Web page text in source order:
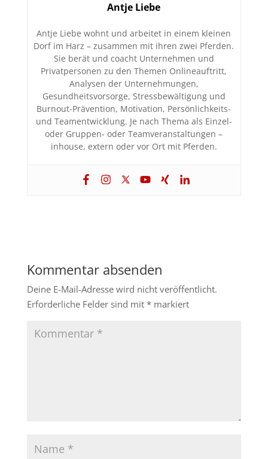
Antje Liebe
Antje Liebe wohnt und arbeitet in einem kleinen
Dorf im Harz – zusammen mit ihren zwei Pferden.
Sie berät und coacht Unternehmen und
Privatpersonen zu den Themen Onlineauftritt,
Analysen der Unternehmungen,
Gesundheitsvorsorge, Stressbewältigung und
Burnout-Prävention, Motivation, Persönlichkeits-
und Teamentwicklung. Je nach Thema als Einzel-
oder Gruppen- oder Teamveranstaltungen –
inhouse, extern oder vor Ort mit Pferden.
Kommentar absenden
Deine E-Mail-Adresse wird nicht veröffentlicht.
Erforderliche Felder sind mit *markiert